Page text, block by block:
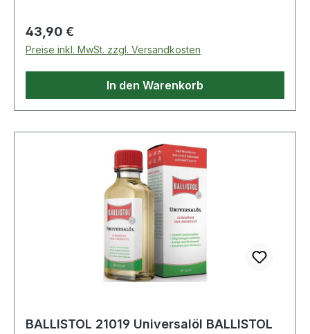
Regulärer Preis:
43,90 €
Preise inkl. MwSt. zzgl. Versandkosten
In den Warenkorb
BALLISTOL 21019 Universalöl BALLISTOL